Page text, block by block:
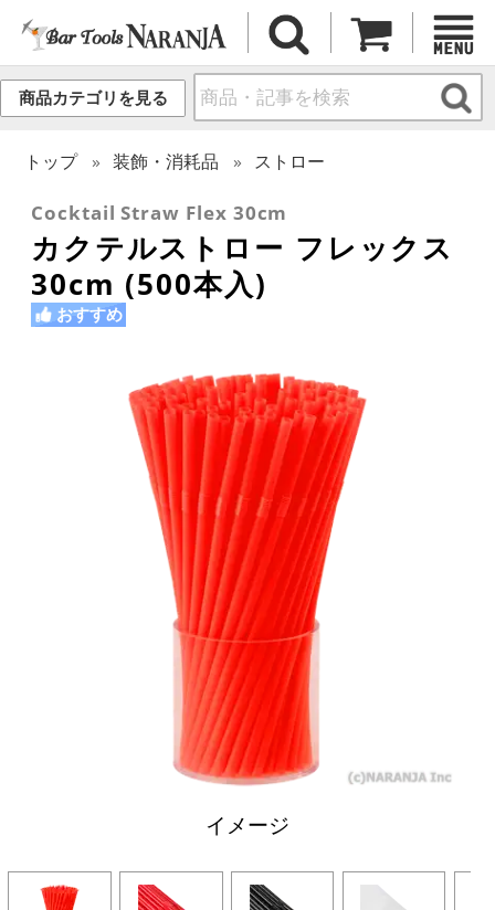
商品カテゴリを見る
トップ 装飾・消耗品 ストロー
Cocktail Straw Flex 30cm
カクテルストロー フレックス
30cm (500本入)
おすすめ
イメージ